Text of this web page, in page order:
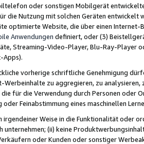
oder sonstigen Mobilgerät
die Nutzung mit solchen Geräten
optimierte Website, die über einen
Anwendungen definiert, oder (3)
Streaming-Video-Player, Blu-Ray-Player
Apps).
vorherige schriftliche Genehmigung
Werbeinhalte zu aggregieren, zu
die für die Verwendung durch Personen
Feinabstimmung eines maschinellen
irgendeiner Weise in die Funktionalität oder
unternehmen; (ii) keine
oder Kunden oder sonstiger